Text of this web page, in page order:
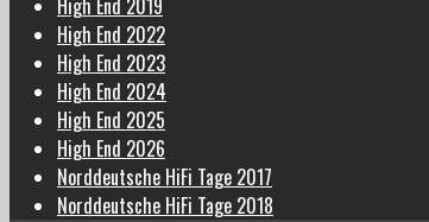
High End 2019
High End 2022
High End 2023
High End 2024
High End 2025
High End 2026
Norddeutsche HiFi Tage 2017
Norddeutsche HiFi Tage 2018